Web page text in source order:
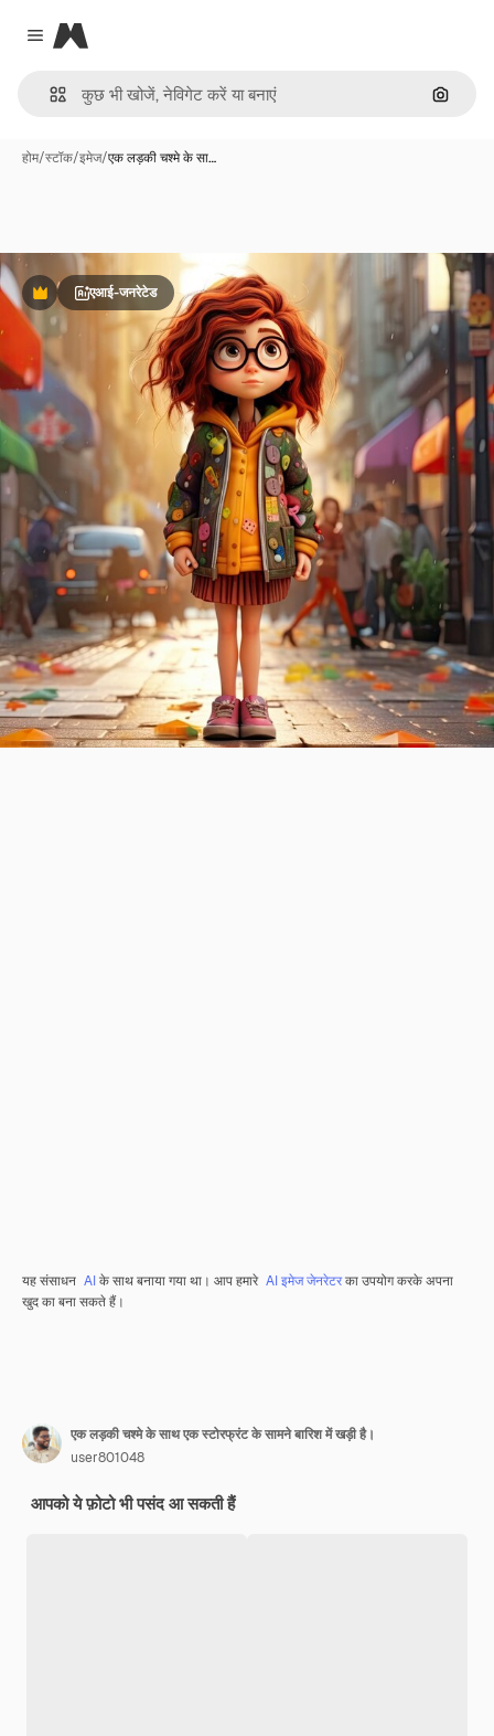
Close menu
Magnific
इमेज से
होम/स्टॉक/इमेज/एक लड़की चश्मे के सा…
Premiumएआई-जनरेटेड
यह संसाधन AIके साथ बनाया गया था। आप हमारे AI इमेज जेनरेटरका उपयोग करके अपना
खुद का बना सकते हैं।
एक लड़की चश्मे के साथ एक स्टोरफ्रंट के सामने बारिश में खड़ी है।
user801048
आपको ये फ़ोटो भी पसंद आ सकती हैं